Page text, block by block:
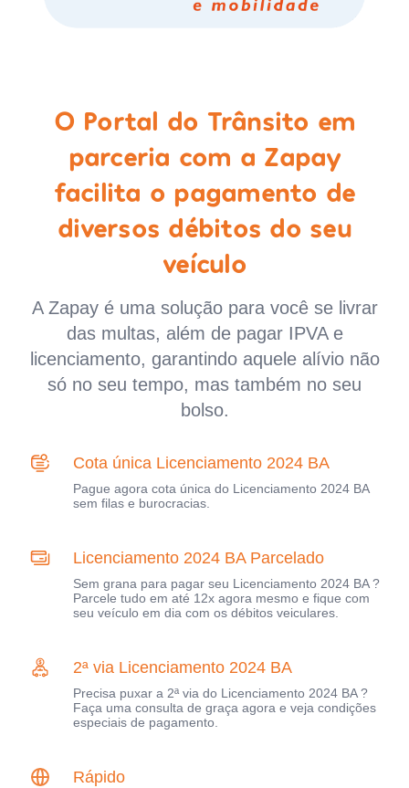
O Portal do Trânsito em
parceria com a Zapay
facilita o pagamento de
diversos débitos do seu
veículo
A Zapay é uma solução para você se livrar
das multas, além de pagar IPVA e
licenciamento, garantindo aquele alívio não
só no seu tempo, mas também no seu
bolso.
Cota única Licenciamento 2024 BA
Pague agora cota única do Licenciamento 2024 BA
sem filas e burocracias.
Licenciamento 2024 BA Parcelado
Sem grana para pagar seu Licenciamento 2024 BA ?
Parcele tudo em até 12x agora mesmo e fique com
seu veículo em dia com os débitos veiculares.
2ª via Licenciamento 2024 BA
Precisa puxar a 2ª via do Licenciamento 2024 BA ?
Faça uma consulta de graça agora e veja condições
especiais de pagamento.
Rápido